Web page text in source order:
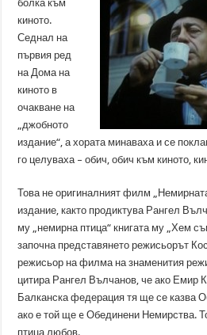
болка към
киното.
Седнал на
първия ред
на Дома на
киното в
очакване на
„джобното
издание“, а хората минаваха и се
го целуваха – обич, обич към киното,
Това не оригиналният филм
издание, както продиктува Рангел
му „немирна птица“ книгата му „Хем
започна представянето режисьорът
режисьор на филма на знаменития
цитира Рангел Вълчанов, че ако Емир
Балканска федерация тя ще се казва
ако е той ще e Обединени Немирства.
птица любов.